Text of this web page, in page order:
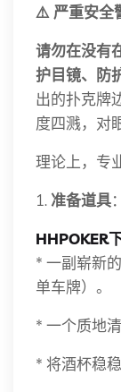
⚠️ 严重安全
请勿在没有
护目镜、防
出的扑克牌
度四溅，对
理论上，专
1. 准备道具：
HHPOKER
* 一副崭新
单车牌）。
* 一个质地
* 将酒杯稳